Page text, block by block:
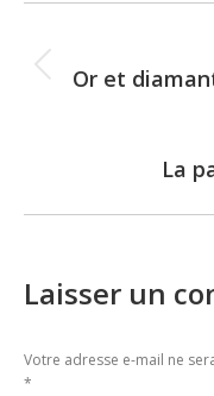
Or et
La
Laisser un
Votre adresse e-mail ne
*